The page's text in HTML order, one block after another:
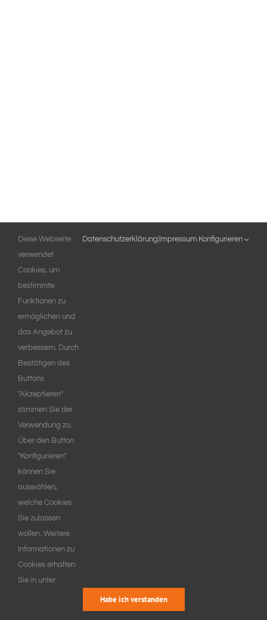
Diese Webseite
verwendet
Cookies, um
bestimmte
Funktionen zu
ermöglichen und
das Angebot zu
verbessern. Durch
Bestätigen des
Buttons
"Akzeptieren"
stimmen Sie der
Verwendung zu.
Über den Button
"Konfigurieren"
können Sie
auswählen,
welche Cookies
Sie zulassen
wollen. Weitere
Informationen zu
Cookies erhalten
Sie in unter
Datenschutzerklärung Impressum. Konfigurieren
Habe ich verstanden